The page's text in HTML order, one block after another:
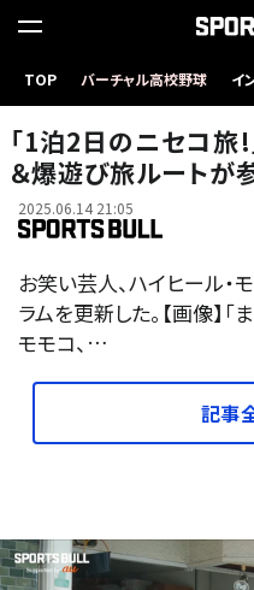
TOP バーチャル高校野球 イ
「1泊2日のニセコ旅
＆爆遊び旅ルートが
2025.06.14 21:05
お笑い芸人、ハイヒール・
ラムを更新した。【画像】
モモコ、…
記事